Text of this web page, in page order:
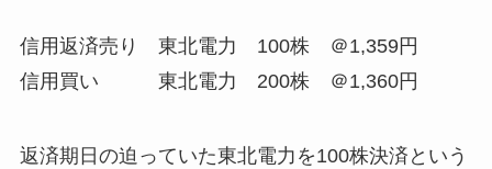
信用返済売り 東北電力 100株 ＠1,359円
信用買い 東北電力 200株 ＠1,360円
返済期日の迫っていた東北電力を100株決済という